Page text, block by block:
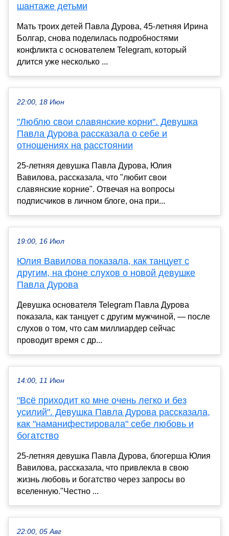
шантаже детьми
Мать троих детей Павла Дурова, 45-летняя Ирина
Болгар, снова поделилась подробностями
конфликта с основателем Telegram, который
длится уже несколько ...
22:00, 18 Июн
"Люблю свои славянские корни". Девушка
Павла Дурова рассказала о себе и
отношениях на расстоянии
25-летняя девушка Павла Дурова, Юлия
Вавилова, рассказала, что "любит свои
славянские корние". Отвечая на вопросы
подписчиков в личном блоге, она при...
19:00, 16 Июл
Юлия Вавилова показала, как танцует с
другим, на фоне слухов о новой девушке
Павла Дурова
Девушка основателя Telegram Павла Дурова
показала, как танцует с другим мужчиной, — после
слухов о том, что сам миллиардер сейчас
проводит время с др...
14:00, 11 Июн
"Всё приходит ко мне очень легко и без
усилий". Девушка Павла Дурова рассказала,
как "наманифестировала" себе любовь и
богатство
25-летняя девушка Павла Дурова, блогерша Юлия
Вавилова, рассказала, что привлекла в свою
жизнь любовь и богатство через запросы во
вселенную."Честно ...
22:00, 05 Авг